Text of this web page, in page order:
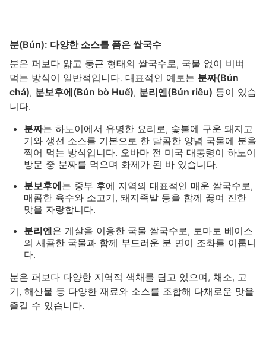
분(Bún): 다양한 소스를 품은 쌀국수
분은 퍼보다 얇고 둥근 형태의 쌀국수로, 국물 없이 비벼
먹는 방식이 일반적입니다. 대표적인 예로는 분짜(Bún
chả), 분보후에(Bún bò Huế), 분리엔(Bún riêu) 등이 있습
니다.
분짜는 하노이에서 유명한 요리로, 숯불에 구운 돼지고
기와 생선 소스를 기본으로 한 달콤한 양념 국물에 분을
찍어 먹는 방식입니다. 오바마 전 미국 대통령이 하노이
방문 중 분짜를 먹으며 화제가 된 바 있습니다.
분보후에는 중부 후에 지역의 대표적인 매운 쌀국수로,
매콤한 육수와 소고기, 돼지족발 등을 함께 끓여 진한
맛을 자랑합니다.
분리엔은 게살을 이용한 국물 쌀국수로, 토마토 베이스
의 새콤한 국물과 함께 부드러운 분 면이 조화를 이룹니
다.
분은 퍼보다 다양한 지역적 색채를 담고 있으며, 채소, 고
기, 해산물 등 다양한 재료와 소스를 조합해 다채로운 맛을
즐길 수 있습니다.